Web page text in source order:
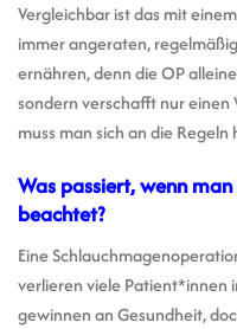
Vergleichbar ist das mit
immer angeraten,
ernähren, denn die OP
sondern verschafft nur einen
muss man sich an die Regeln
Was passiert, wenn
beachtet?
Eine
verlieren viele Patient*innen
gewinnen an Gesundheit,